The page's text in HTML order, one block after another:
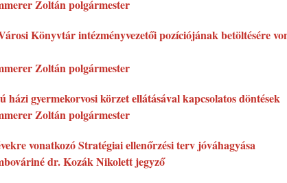
Zoltán polgármester
Könyvtár intézményvezetői pozíciójának betöltésére
Zoltán polgármester
házi gyermekorvosi körzet ellátásával kapcsolatos döntések
Zoltán polgármester
vonatkozó Stratégiai ellenőrzési terv jóváhagyása
dr. Kozák Nikolett jegyző